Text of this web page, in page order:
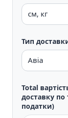
Тип
Total
доставку по
податки)